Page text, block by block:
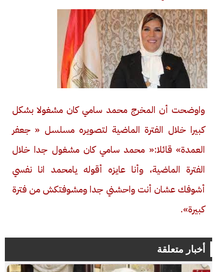
واوضحت أن المخرج محمد سامي كان مشغولا بشكل
كبيرا خلال الفترة الماضية لتصويره مسلسل « جعفر
العمدة» قائلا:« محمد سامي كان مشغول جدا خلال
الفترة الماضية، وأنا عايزه أقوله يامحمد انا نفسي
أشوفك عشان أنت واحشني جدا ومشوفتكش من فترة
كبيرة».
أخبار متعلقة